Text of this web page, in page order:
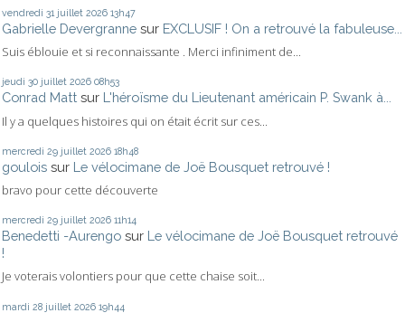
vendredi 31 juillet 2026 13h47
Gabrielle Devergranne sur EXCLUSIF ! On a retrouvé la fabuleuse...
Suis éblouie et si reconnaissante . Merci infiniment de...
jeudi 30 juillet 2026 08h53
Conrad Matt sur L'héroïsme du Lieutenant américain P. Swank à...
Il y a quelques histoires qui on était écrit sur ces...
mercredi 29 juillet 2026 18h48
goulois sur Le vélocimane de Joë Bousquet retrouvé !
bravo pour cette découverte
mercredi 29 juillet 2026 11h14
Benedetti -Aurengo sur Le vélocimane de Joë Bousquet retrouvé
!
Je voterais volontiers pour que cette chaise soit...
mardi 28 juillet 2026 19h44